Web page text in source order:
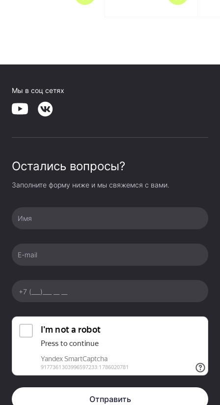
Мы в соц сетях
Остались вопросы?
Заполните форму ниже и мы свяжемся с вами.
Имя
E-mail
Отправить